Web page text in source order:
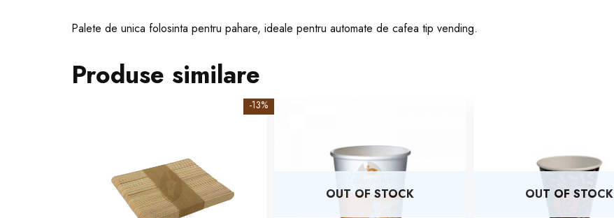
Palete de unica folosinta pentru pahare, ideale pentru automate de cafea tip vending.
Produse similare
-13%
OUT OF STOCK OUT OF STOCK